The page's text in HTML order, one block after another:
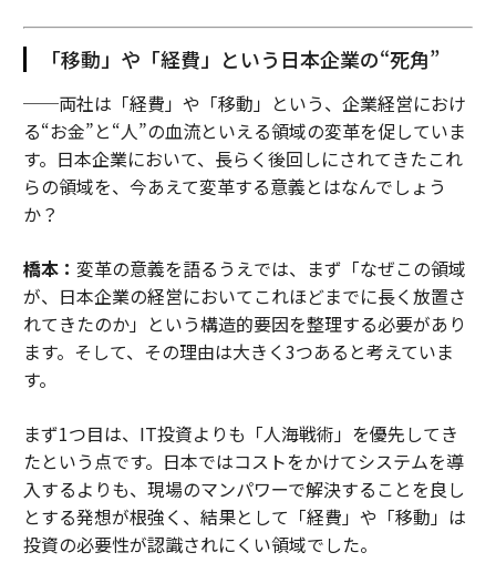
「移動」や「経費」という日本企業の“死角”
──両社は「経費」や「移動」という、企業経営におけ
る“お金”と“人”の血流といえる領域の変革を促していま
す。日本企業において、長らく後回しにされてきたこれ
らの領域を、今あえて変革する意義とはなんでしょう
か？
橋本： 変革の意義を語るうえでは、まず「なぜこの領域
が、日本企業の経営においてこれほどまでに長く放置さ
れてきたのか」という構造的要因を整理する必要があり
ます。そして、その理由は大きく3つあると考えていま
す。
まず1つ目は、IT投資よりも「人海戦術」を優先してき
たという点です。日本ではコストをかけてシステムを導
入するよりも、現場のマンパワーで解決することを良し
とする発想が根強く、結果として「経費」や「移動」は
投資の必要性が認識されにくい領域でした。